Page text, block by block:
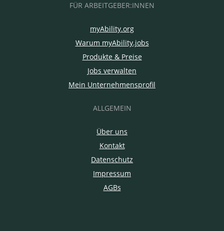
FÜR ARBEITGEBER:INNEN
myAbility.org
Warum myAbility.jobs
Produkte & Preise
Jobs verwalten
Mein Unternehmensprofil
ALLGEMEIN
Über uns
Kontakt
Datenschutz
Impressum
AGBs